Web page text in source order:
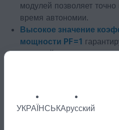
модулей позволяет
время автономии.
Высокое значение
мощности PF=1
активной мощности по
использовать источник
например, городская сеть
УКРАЇНСЬКАрусский